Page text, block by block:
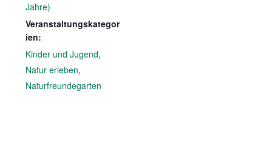
Jahre)
Veranstaltungskategor
ien:
Kinder und Jugend,
Natur erleben,
Naturfreundegarten